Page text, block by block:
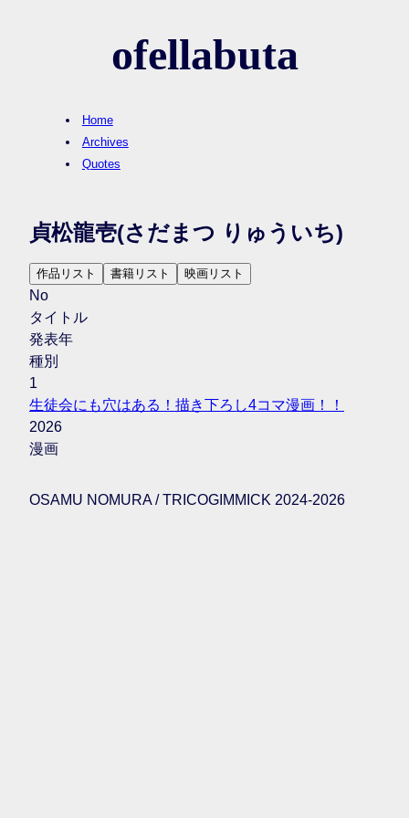
ofellabuta
Home
Archives
Quotes
貞松龍壱(さだまつ りゅういち)
作品リスト 書籍リスト 映画リスト
No
タイトル
発表年
種別
1
生徒会にも穴はある！描き下ろし4コマ漫画！！
2026
漫画
OSAMU NOMURA / TRICOGIMMICK 2024-2026